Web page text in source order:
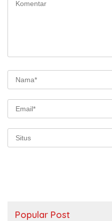
Popular Post